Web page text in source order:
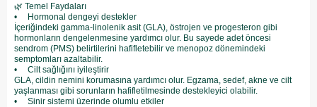
🌿 Temel Faydaları
• Hormonal dengeyi destekler
İçeriğindeki gamma-linolenik asit (GLA), östrojen ve progesteron gibi
hormonların dengelenmesine yardımcı olur. Bu sayede adet öncesi
sendrom (PMS) belirtilerini hafifletebilir ve menopoz dönemindeki
semptomları azaltabilir.
• Cilt sağlığını iyileştirir
GLA, cildin nemini korumasına yardımcı olur. Egzama, sedef, akne ve cilt
yaşlanması gibi sorunların hafifletilmesinde destekleyici olabilir.
• Sinir sistemi üzerinde olumlu etkiler